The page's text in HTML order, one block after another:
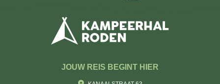
JOUW REIS BEGINT HIER